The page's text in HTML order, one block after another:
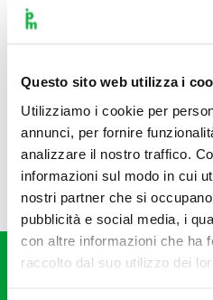
Questo sito web utilizza i
Utilizziamo i cookie per
annunci, per fornire
analizzare il nostro traffico.
informazioni sul modo in cui
nostri partner che si
pubblicità e social media, i
con altre informazioni che ha
raccolto dal suo utilizzo dei